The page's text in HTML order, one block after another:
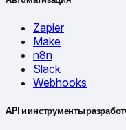
Zapier
Make
n8n
Slack
Webhooks
API и инструменты